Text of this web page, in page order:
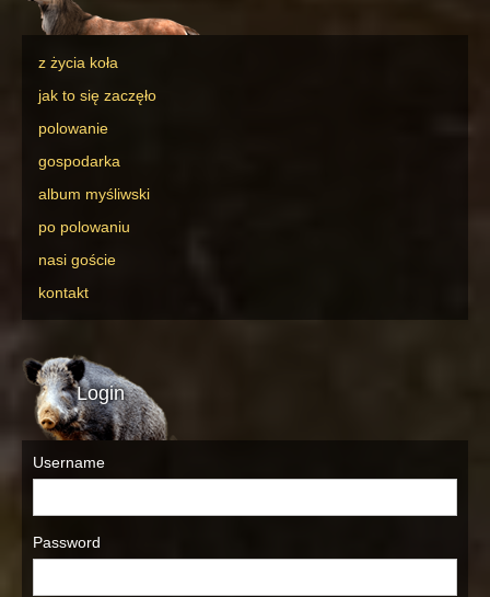
z życia koła
jak to się zaczęło
polowanie
gospodarka
album myśliwski
po polowaniu
nasi goście
kontakt
Login
Username
Password